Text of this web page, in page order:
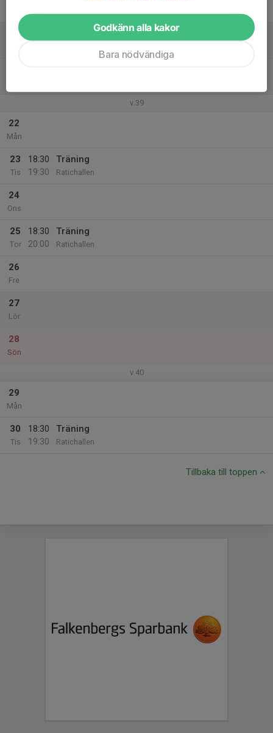
20
v.39
22
Mån
23
Tis
18:30
19:30
Träning
Ratichallen
24
Ons
25
Tor
18:30
20:00
Träning
Ratichallen
26
Fre
27
Lör
28
Sön
v.40
29
Mån
30
Tis
18:30
19:30
Träning
Ratichallen
Tillbaka till toppen
Godkänn alla kakor
Bara nödvändiga